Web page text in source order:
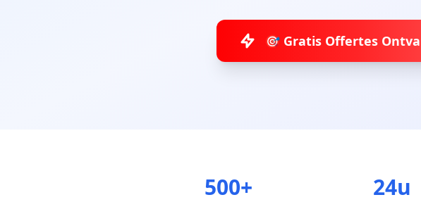
🎯 Gratis Offertes
500+ 24u